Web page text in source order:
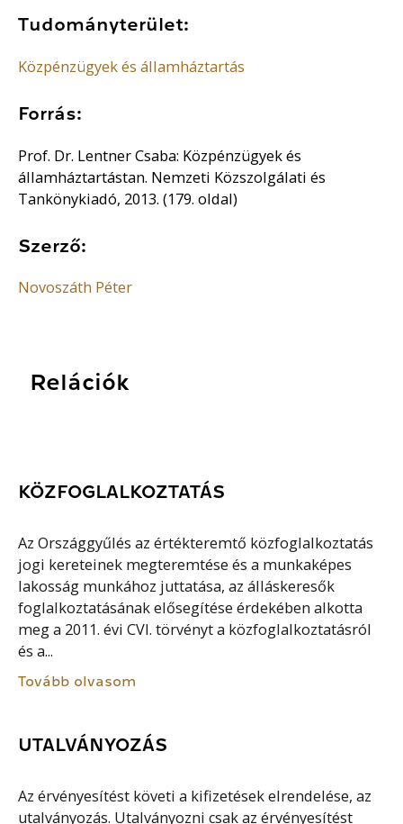
Tudományterület:
Közpénzügyek és államháztartás
Forrás:
Prof. Dr. Lentner Csaba: Közpénzügyek és
államháztartástan. Nemzeti Közszolgálati és
Tankönykiadó, 2013. (179. oldal)
Szerző:
Novoszáth Péter
Relációk
KÖZFOGLALKOZTATÁS
Az Országgyűlés az értékteremtő közfoglalkoztatás
jogi kereteinek megteremtése és a munkaképes
lakosság munkához juttatása, az álláskeresők
foglalkoztatásának elősegítése érdekében alkotta
meg a 2011. évi CVI. törvényt a közfoglalkoztatásról
és a...
Tovább olvasom
UTALVÁNYOZÁS
Az érvényesítést követi a kifizetések elrendelése, az
utalványozás. Utalványozni csak az érvényesítést